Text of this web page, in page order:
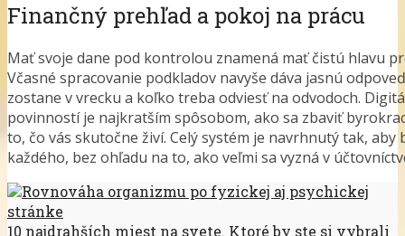
Finančný prehľad a pokoj na prácu
Mať svoje dane pod kontrolou znamená mať čistú hlavu
Včasné spracovanie podkladov navyše dáva jasnú
zostane v vrecku a koľko treba odviesť na odvodoch.
povinností je najkratším spôsobom, ako sa zbaviť
to, čo vás skutočne živí. Celý systém je navrhnutý tak,
každého, bez ohľadu na to, ako veľmi sa vyzná v
Rovnováha organizmu po fyzickej aj psychickej
stránke
10 najdrahších miest na svete. Ktoré by ste si vybrali